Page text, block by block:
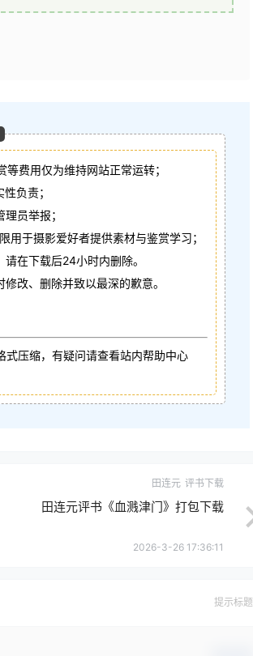
费用仅为维持网站正常运转；
负责；
员举报；
于摄影爱好者提供素材与鉴赏学习；
在下载后24小时内删除。
改、删除并致以最深的歉意。
式压缩，有疑问请查看站内帮助中心
田连元 评书下载
田连元评书《血溅津门》打包下载
2026-3-26 17:36:11
提示标题